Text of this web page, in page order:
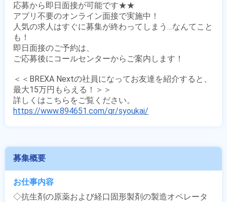
応募から即日面接が可能です★★
アプリ不要のオンライン面接で実施中！
人気の求人はすぐに募集が終わってしまう…なんてこと
も！
即日面接のご予約は、
ご応募後にコールセンターからご案内します！
＜＜BREXA Nextの社員になってお友達を紹介すると、
最大15万円もらえる！＞＞
https://www.894651.com/qr/syoukai/
募集概要
お仕事内容
◇抗生剤の原薬および経口固形製剤の製造オペレータ